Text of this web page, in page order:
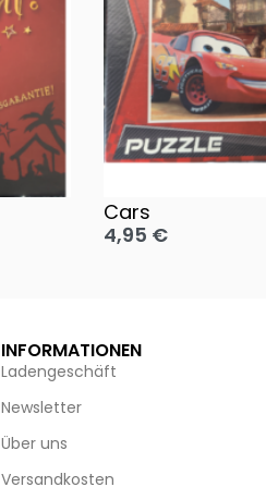
Cars
4,95 €
INFORMATIONEN
Ladengeschäft
Newsletter
Über uns
Versandkosten